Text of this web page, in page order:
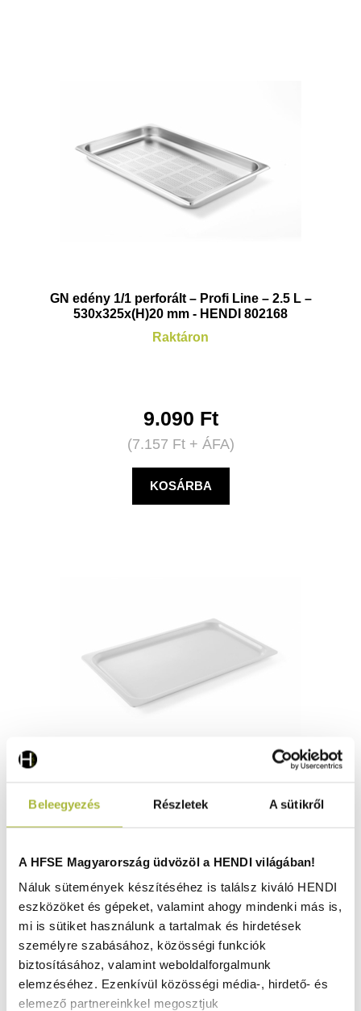
Beleegyezés Részletek A sütikről
A HFSE Magyarország üdvözöl a HENDI világában!
Náluk sütemények készítéséhez is találsz kiváló HENDI
eszközöket és gépeket, valamint ahogy mindenki más is,
mi is sütiket használunk a tartalmak és hirdetések
személyre szabásához, közösségi funkciók
biztosításához, valamint weboldalforgalmunk
elemzéséhez. Ezenkívül közösségi média-, hirdető- és
elemező partnereinkkel megosztjuk
GN edény 1/1 perforált – Profi Line – 2.5 L –
530x325x(H)20 mm - HENDI 802168
Raktáron
9.090 Ft
(7.157 Ft+ ÁFA)
KOSÁRBA
HENDI 561607
9.240Ft
(7.276Ft+ ÁFA)
KOSÁRBA